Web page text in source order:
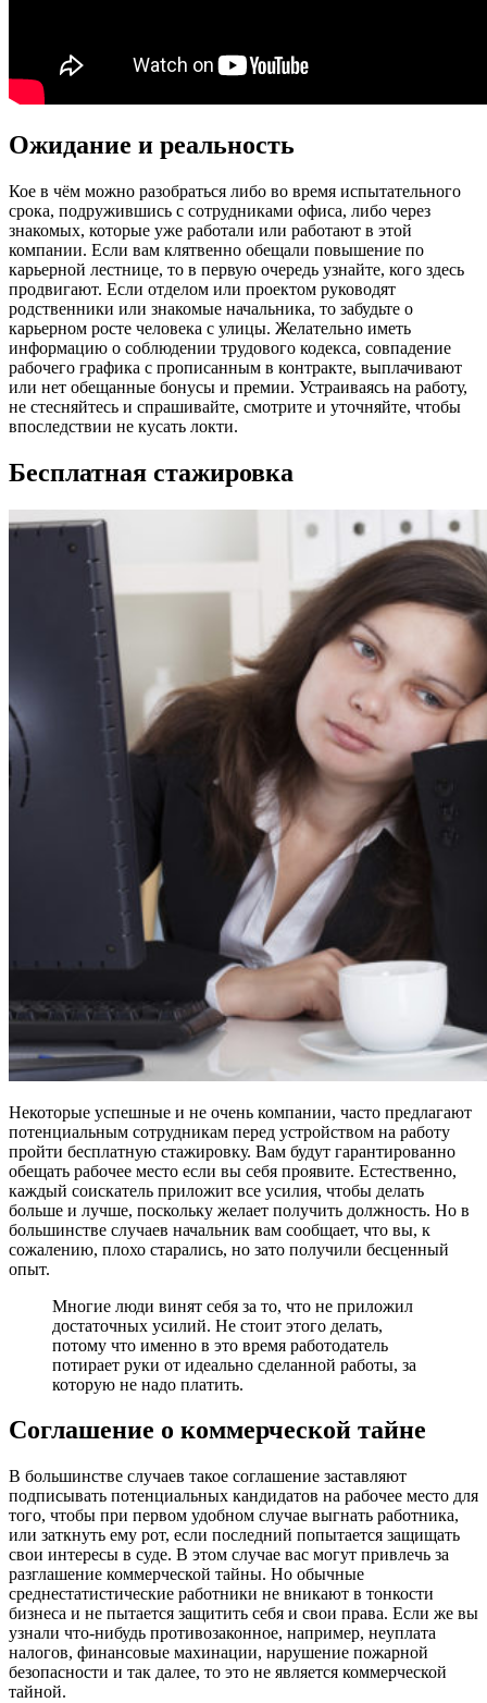
Ожидание и реальность
Кое в чём можно разобраться либо во время испытательного
срока, подружившись с сотрудниками офиса, либо через
знакомых, которые уже работали или работают в этой
компании. Если вам клятвенно обещали повышение по
карьерной лестнице, то в первую очередь узнайте, кого здесь
продвигают. Если отделом или проектом руководят
родственники или знакомые начальника, то забудьте о
карьерном росте человека с улицы. Желательно иметь
информацию о соблюдении трудового кодекса, совпадение
рабочего графика с прописанным в контракте, выплачивают
или нет обещанные бонусы и премии. Устраиваясь на работу,
не стесняйтесь и спрашивайте, смотрите и уточняйте, чтобы
впоследствии не кусать локти.
Бесплатная стажировка
Некоторые успешные и не очень компании, часто предлагают
потенциальным сотрудникам перед устройством на работу
пройти бесплатную стажировку. Вам будут гарантированно
обещать рабочее место если вы себя проявите. Естественно,
каждый соискатель приложит все усилия, чтобы делать
больше и лучше, поскольку желает получить должность. Но в
большинстве случаев начальник вам сообщает, что вы, к
сожалению, плохо старались, но зато получили бесценный
опыт.
Многие люди винят себя за то, что не приложил
достаточных усилий. Не стоит этого делать,
потому что именно в это время работодатель
потирает руки от идеально сделанной работы, за
которую не надо платить.
Соглашение о коммерческой тайне
В большинстве случаев такое соглашение заставляют
подписывать потенциальных кандидатов на рабочее место для
того, чтобы при первом удобном случае выгнать работника,
или заткнуть ему рот, если последний попытается защищать
свои интересы в суде. В этом случае вас могут привлечь за
разглашение коммерческой тайны. Но обычные
среднестатистические работники не вникают в тонкости
бизнеса и не пытается защитить себя и свои права. Если же вы
узнали что-нибудь противозаконное, например, неуплата
налогов, финансовые махинации, нарушение пожарной
безопасности и так далее, то это не является коммерческой
тайной.